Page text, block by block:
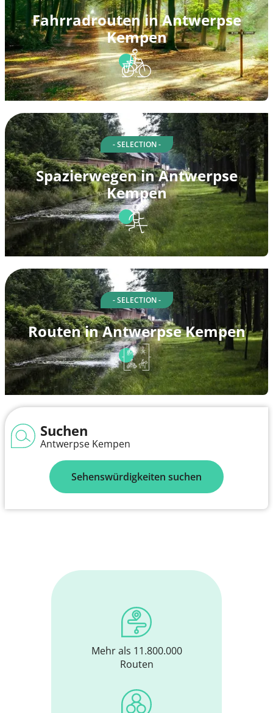
Fahrradrouten in Antwerpse
Kempen
- SELECTION -
Spazierwegen in Antwerpse
Kempen
- SELECTION -
Routen in Antwerpse Kempen
Suchen
Antwerpse Kempen
Sehenswürdigkeiten suchen
Mehr als 11.800.000
Routen